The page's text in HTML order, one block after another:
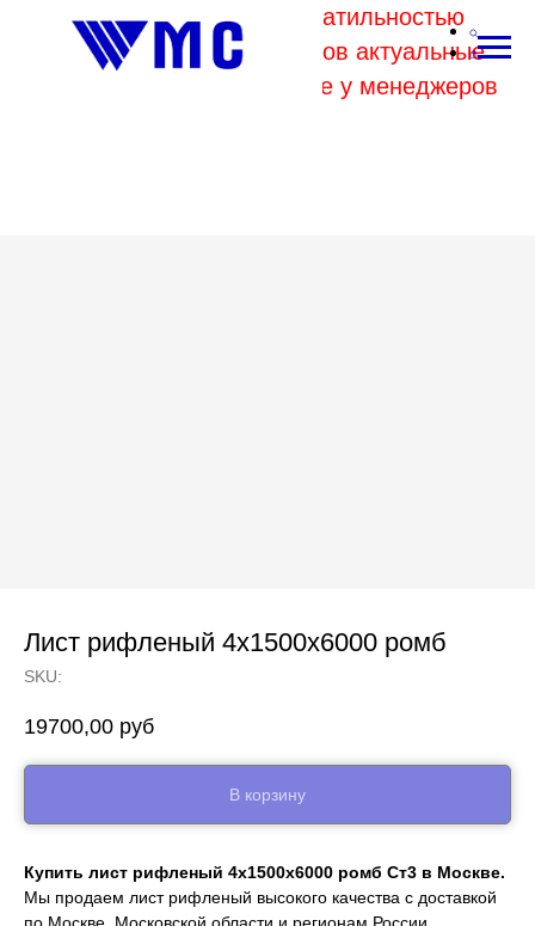
В связи с высокой волатильностью
отпускных цен комбинатов актуальные
цены на металл уточняйте у менеджеров
Лист рифленый 4х1500х6000 ромб
SKU:
19700,00 руб
В корзину
Купить лист рифленый 4х1500х6000 ромб Ст3 в Москве.
Мы продаем лист рифленый высокого качества с доставкой